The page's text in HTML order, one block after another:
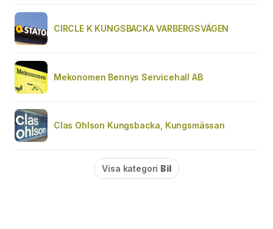
CIRCLE K KUNGSBACKA VARBERGSVÄGEN
Mekonomen Bennys Servicehall AB
Clas Ohlson Kungsbacka, Kungsmässan
Visa kategori Bil